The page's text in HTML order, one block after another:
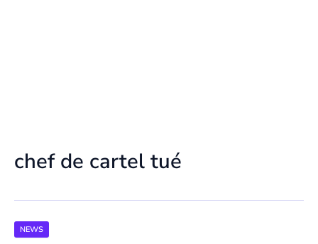
chef de cartel tué
NEWS